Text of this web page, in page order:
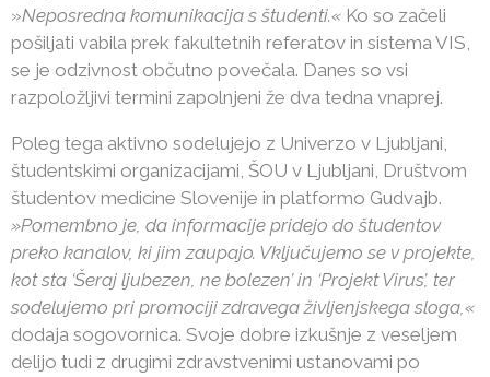
»Neposredna komunikacija s študenti.« Ko so začeli
pošiljati vabila prek fakultetnih referatov in sistema VIS,
se je odzivnost občutno povečala. Danes so vsi
razpoložljivi termini zapolnjeni že dva tedna vnaprej.
Poleg tega aktivno sodelujejo z Univerzo v Ljubljani,
študentskimi organizacijami, ŠOU v Ljubljani, Društvom
študentov medicine Slovenije in platformo Gudvajb.
»Pomembno je, da informacije pridejo do študentov
preko kanalov, ki jim zaupajo. Vključujemo se v projekte,
kot sta ‘Šeraj ljubezen, ne bolezen’ in ‘Projekt Virus’, ter
sodelujemo pri promociji zdravega življenjskega sloga,«
dodaja sogovornica. Svoje dobre izkušnje z veseljem
delijo tudi z drugimi zdravstvenimi ustanovami po